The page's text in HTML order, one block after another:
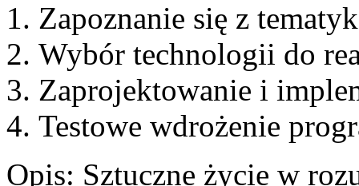
Zapoznanie się z
Wybór technologii do
Zaprojektowanie i
Testowe wdrożenie
Opis: Sztuczne życie w